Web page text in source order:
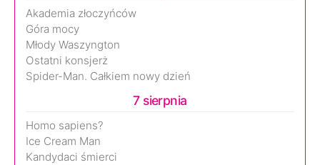
Akademia złoczyńców
Góra mocy
Młody Waszyngton
Ostatni konsjerż
Spider-Man. Całkiem nowy dzień
7 sierpnia
Homo sapiens?
Ice Cream Man
Kandydaci śmierci